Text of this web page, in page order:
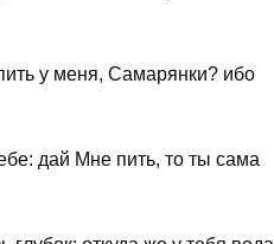
у меня, Самарянки? ибо
дай Мне пить, то ты сама